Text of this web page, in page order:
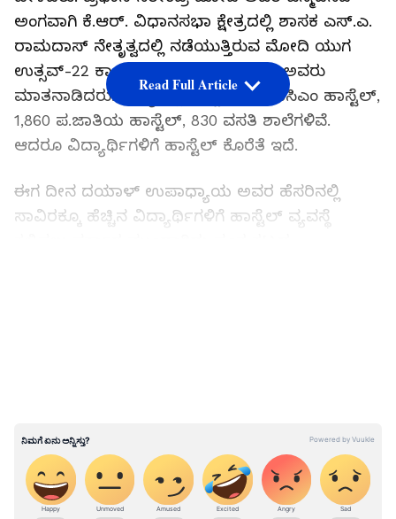
ಅಂಗವಾಗಿ ಕೆ.ಆರ್‌. ವಿಧಾನಸಭಾ ಕ್ಷೇತ್ರದಲ್ಲಿ ಶಾಸಕ ಎಸ್‌.ಎ.
ರಾಮದಾಸ್‌ ನೇತೃತ್ವದಲ್ಲಿ ನಡೆಯುತ್ತಿರುವ ಮೋದಿ ಯುಗ
ಉತ್ಸವ್‌-22 ಕಾರ್ಯಕ್ರಮದಲ್ಲಿ ಪಾಲ್ಗೊಂಡು ಅವರು
ಮಾತನಾಡಿದರು. ರಾಜ್ಯದಲ್ಲಿ ಒಟ್ಟು 2,239 ಬಿಸಿಎಂ ಹಾಸ್ಟೆಲ್‌,
1,860 ಪ.ಜಾತಿಯ ಹಾಸ್ಟೆಲ್‌, 830 ವಸತಿ ಶಾಲೆಗಳಿವೆ.
ಆದರೂ ವಿದ್ಯಾರ್ಥಿಗಳಿಗೆ ಹಾಸ್ಟೆಲ್‌ ಕೊರೆತೆ ಇದೆ.
ಈಗ ದೀನ ದಯಾಳ್‌ ಉಪಾಧ್ಯಾಯ ಅವರ ಹೆಸರಿನಲ್ಲಿ
ಸಾವಿರಕ್ಕೂ ಹೆಚ್ಚಿನ ವಿದ್ಯಾರ್ಥಿಗಳಿಗೆ ಹಾಸ್ಟೆಲ್‌ ವ್ಯವಸ್ಥೆ
ಸೇರಿ ಹೀಗೆ ನಾನಾ ಸ್ತರದಲ್ಲಿ ಹಿಂದುಳಿದ ಮಕ್ಕಳು ಮುನ್ನಲೆಗೆ
ತರುವ ಪ್ರಯತ್ನ ಮಾಡಲಾಗುತ್ತಿದೆ ಎಂದು ಅವರು ಹೇಳಿದರು.
Read Full Article